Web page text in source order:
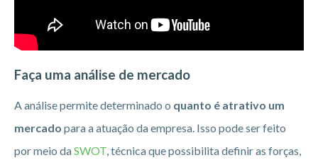
Faça uma análise de mercado
A análise permite determinado o quanto é atrativo um
mercado para a atuação da empresa. Isso pode ser feito
por meio daSWOT , técnica que possibilita definir as forças,